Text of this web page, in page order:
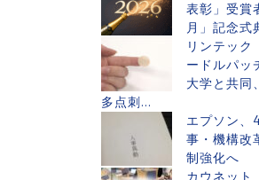
表彰」受
月」記念式
リンテッ
ードルパ
大学と共同
多点刺...
エプソン、
事・機構
制強化へ
カウネッ